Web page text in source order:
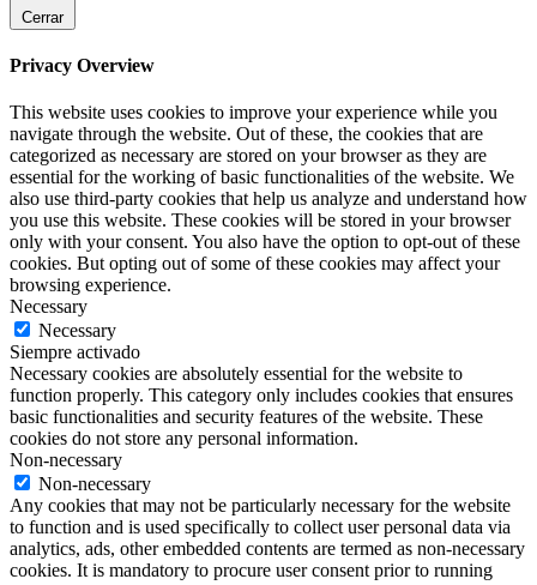
Cerrar
Privacy Overview
This website uses cookies to improve your experience while you
navigate through the website. Out of these, the cookies that are
categorized as necessary are stored on your browser as they are
essential for the working of basic functionalities of the website. We
also use third-party cookies that help us analyze and understand how
you use this website. These cookies will be stored in your browser
only with your consent. You also have the option to opt-out of these
cookies. But opting out of some of these cookies may affect your
browsing experience.
Necessary
Necessary
Siempre activado
Necessary cookies are absolutely essential for the website to
function properly. This category only includes cookies that ensures
basic functionalities and security features of the website. These
cookies do not store any personal information.
Non-necessary
Non-necessary
Any cookies that may not be particularly necessary for the website
to function and is used specifically to collect user personal data via
analytics, ads, other embedded contents are termed as non-necessary
cookies. It is mandatory to procure user consent prior to running